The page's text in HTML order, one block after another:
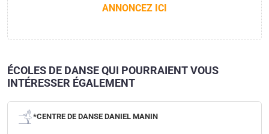
ANNONCEZ ICI
ÉCOLES DE DANSE QUI POURRAIENT VOUS
INTÉRESSER ÉGALEMENT
*CENTRE DE DANSE DANIEL MANIN